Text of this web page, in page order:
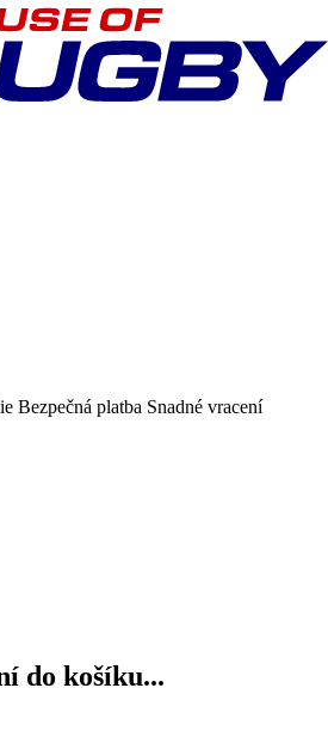
Bezpečná platba Snadné vracení
do košíku...